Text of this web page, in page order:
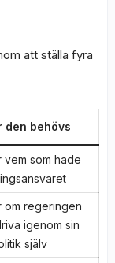
att ställa fyra
den behövs
vem som hade
om regeringen
igenom sin
själv